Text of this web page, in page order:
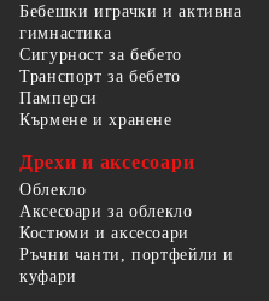
Бебешки играчки и активна
гимнастика
Сигурност за бебето
Транспорт за бебето
Памперси
Кърмене и хранене
Дрехи и аксесоари
Облекло
Аксесоари за облекло
Костюми и аксесоари
Ръчни чанти, портфейли и
куфари